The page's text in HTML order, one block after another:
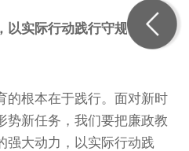
实际行动践行守规矩知敬
的根本在于践行。面对新时
势新任务，我们要把廉政教
强大动力，以实际行动践